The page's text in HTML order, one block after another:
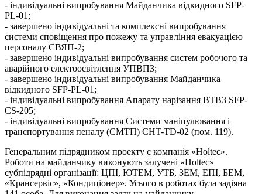
- індивідуальні випробування Майданчика відкидного SFP-
PL-01;
- завершено індивідуальні та комплексні випробування
системи сповіщення про пожежу та управління евакуацією
персоналу СВЯП-2;
- завершено індивідуальні випробування систем робочого та
аварійного електоосвітлення УПВПЗ;
- завершено індивідуальні випробування Майданчика
відкидного SFP-PL-01;
- індивідуальні випробування Апарату нарізання ВТВЗ SFP-
CS-205;
- індивідуальні випробування Системи маніпулювання і
транспортування пеналу (СМТП) CHT-TD-02 (пом. 119).
Генеральним підрядником проекту є компанія «Holtec».
Роботи на майданчику виконують залучені «Holtec»
субпідрядні організації: ЦПІ, ЮТЕМ, УТБ, ЗЕМ, ЕПІ, БЕМ,
«Крансервіс», «Кондиціонер». Усього в роботах була задіяна